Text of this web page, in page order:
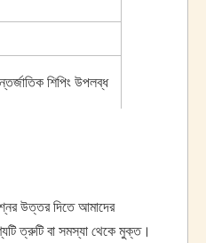
শিপিং উপলব্ধ
উত্তর দিতে আমাদের
ত্রুটি বা সমস্যা থেকে মুক্ত।